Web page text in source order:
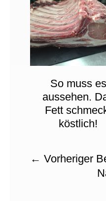
So muss es
aussehen.
Fett
köstlich!
← Vorheriger